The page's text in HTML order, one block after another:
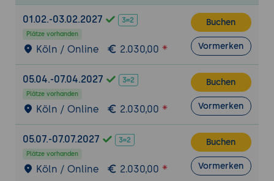
Identifizierung von Ausreißern.
Clusteranalyse
Grundprinzipien der Clusteranalyse.
Auswahl geeigneter Algorithmen (z. B. k-
Means, hierarchische Clusteranalyse).
Interpretation der Clusterergebnisse und
Identifizierung von Gruppen.
Fallstudie 1: Analyse von Verkaufsdaten zur
Identifizierung von Trends und Mustern:
Datenexploration und Visualisierung von
01.02.-03.02.2027
Plätze vorhanden
Köln / Online 2.030,00
Buchen
Vormerken
05.04.-07.04.2027
Plätze vorhanden
Köln / Online 2.030,00
Buchen
Vormerken
05.07.-07.07.2027
Plätze vorhanden
Köln / Online 2.030,00
Buchen
Vormerken